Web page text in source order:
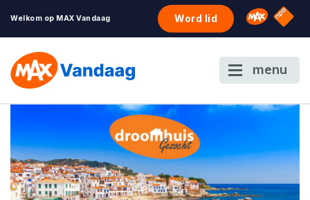
Welkom op MAX Vandaag Word lid Omroep
NPO
menu